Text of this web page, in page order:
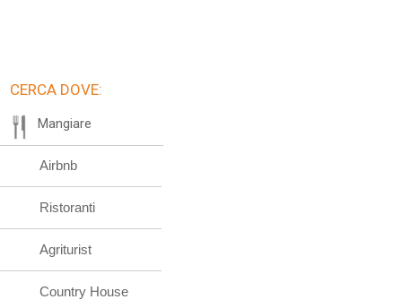
CERCA DOVE:
Mangiare
Airbnb
Ristoranti
Agriturist
Country House